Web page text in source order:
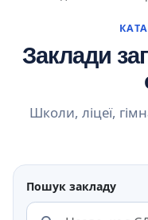
Заклади
Школи, ліцеї,
Пошук закладу